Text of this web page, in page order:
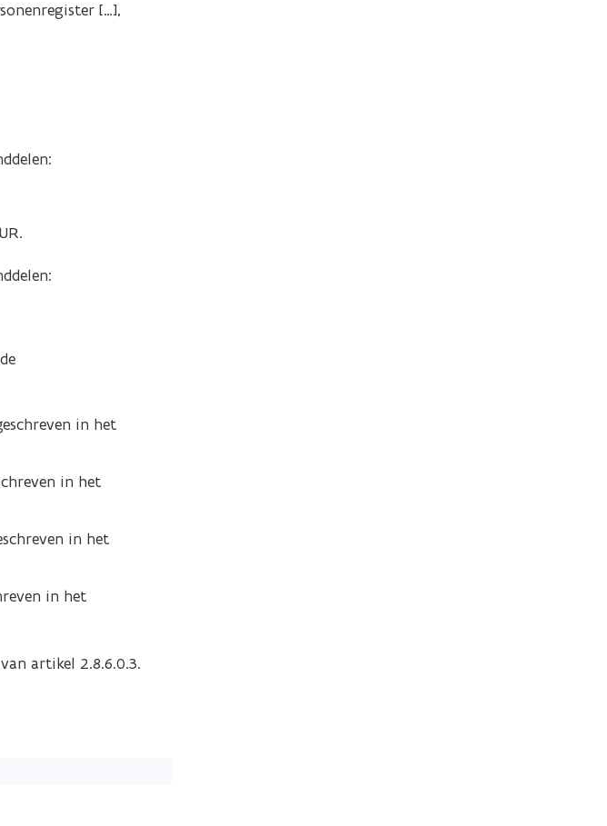
[…],
in het
in het
in het
in het
artikel 2.8.6.0.3.